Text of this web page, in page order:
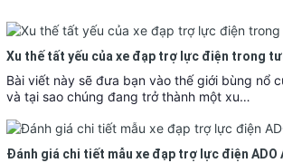
Xu thế tất yếu của xe đạp trợ lực điện trong
Bài viết này sẽ đưa bạn vào thế giới bùng nổ
và tại sao chúng đang trở thành một xu…
Đánh giá chi tiết mẫu xe đạp trợ lực điện ADO